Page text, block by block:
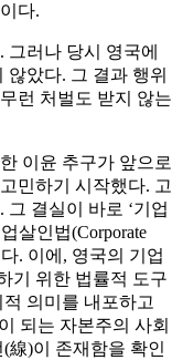
다.
. 그러나 당시 영국에
않았다. 그 결과 행위
런 처벌도 받지 않는
이윤 추구가 앞으로
민하기 시작했다. 고
. 그 결실이 바로 ‘기업
살인법(Corporate
. 이에 , 영국의 기업
기 위한 법률적 도구
의미를 내포하고
이 되는 자본주의 사회
(線)이 존재함을 확인